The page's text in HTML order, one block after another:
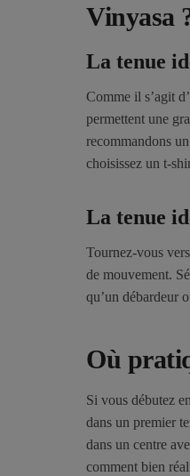
Vinyasa
La tenue
Comme il s’agit
permettent une
recommandons
choisissez un t-
La tenue
Tournez-vous
de mouvement.
qu’un débardeur
Où
Si vous débutez
dans un premier
dans un centre
comment bien